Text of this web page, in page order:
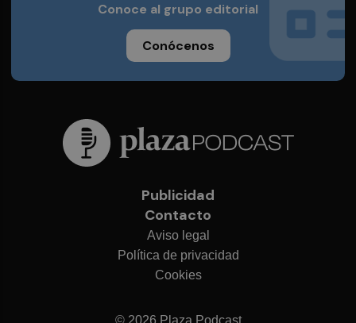
Conoce al grupo editorial
Conócenos
Publicidad
Contacto
Aviso legal
Política de privacidad
Cookies
© 2026 Plaza Podcast